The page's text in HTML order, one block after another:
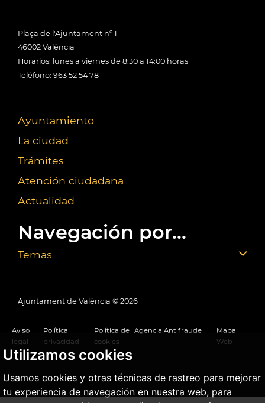
Utilizamos cookies
Usamos cookies y otras técnicas de rastreo para mejorar
tu experiencia de navegación en nuestra web, para
Plaça de l'Ajuntament nº 1
46002 València
Horarios: lunes a viernes de 8:30 a 14:00 horas
Teléfono: 963 52 54 78
Ayuntamiento
La ciudad
Trámites
Atención ciudadana
Actualidad
Navegación por...
Temas
Ajuntament de València © 2026
Aviso
legal
Política
privacidad
Política de
cookies
Agencia Antifraude
Mapa
Web